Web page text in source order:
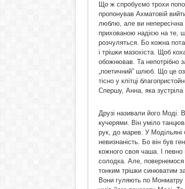
Що ж спробуємо трохи
пропонував Ахматовій
люблю, але ви непересічна
прихованою надією на те,
розчуляться. Бо кожна
і трішки мазохіста. Щоб
обожнював. Та непотрібно
„поетичний” шлюб. Що це
тісно у клітці
Спершу, Анна, яка
Друзі називали його Моді.
кучерями. Він уміло
рук, до марев. У Модільяні
невизнаність. Бо він був
кожного своя чаша. І
солодка. Але, повернемося
тонким трішки синюватим
Вони гуляють по Монматру